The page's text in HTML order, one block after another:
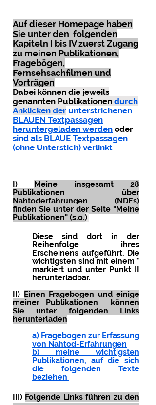
Auf dieser Homepage haben
Sie unter den folgenden
Kapiteln I bis IV zuerst Zugang
zu meinen Publikationen,
Fragebögen,
Fernsehsachfilmen und
Vorträgen
Dabei können die jeweils
genannten Publikationen durch
Anklicken der unterstrichenen
BLAUEN Textpassagen
heruntergeladen werden oder
sind als BLAUE Textpassagen
(ohne Unterstich) verlinkt
I) Meine insgesamt 28
Publikationen über
Nahtoderfahrungen (NDEs)
finden Sie unter der Seite "Meine
Publikationen" (s.o.)
​Diese sind dort in der
Reihenfolge ihres
Erscheinens aufgeführt. Die
wichtigsten sind mit einem *
markiert und unter Punkt II
herunterladbar.
II) Einen Fragebogen und einige
meiner Publikationen können
Sie unter folgenden Links
herunterladen
a) Fragebogen zur Erfassung
von Nahtod-Erfahrungen
b) meine wichtigsten
Publikationen, auf die sich
die folgenden Texte
beziehen ​
III) Folgende Links führen zu den